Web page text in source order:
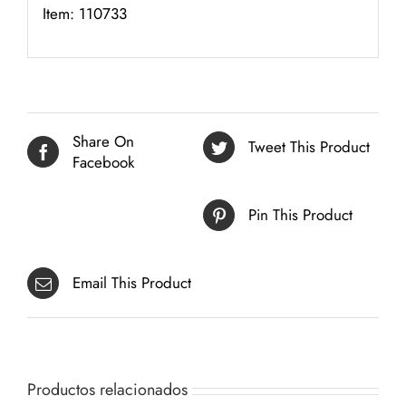
Item: 110733
Share On
Facebook
Tweet This Product
Pin This Product
Email This Product
Productos relacionados